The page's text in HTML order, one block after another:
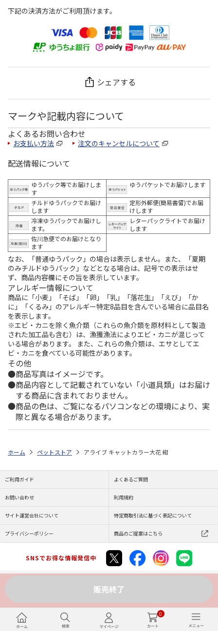
0
下記の決済方法がご利用頂けます。
シェアする
マークや記載内容について
よくあるお問い合わせ
お支払い方法 注文のキャンセルについて
配送情報について
ゆうパック等でお届けしま
す
ゆうパケットでお届けします
チルドゆうパックでお届け
します
定形外郵便(簡易書留)でお届
けします
冷凍ゆうパックでお届けし
ます。
レターパックライトでお届け
します
佐川急便でのお届けとなり
ます
なお、「普通ゆうパック」の場合は表示しません。また、「夏期
のみチルドゆうパック」などとなる場合は、記号での表示はせ
ず、商品内容欄にその旨を表示しています。
アレルギー情報について
商品に「小麦」「そば」「卵」「乳」「落花生」「えび」「か
に」「くるみ」のアレルギー特定8品目を含んでいる場合に品目名
を表示します。
※エビ・カニを除く魚介類（これらの魚介類を原材料として製造
された加工品も含む）は、漁獲漁法によりエビ・カニが混じって
いる場合があります。 また、これらの魚介類は、エサとしてエ
ビ・カニを食べている可能性があります。
その他
商品写真はイメージです。
商品内容として記載されていない「小道具類」はお届け
する商品に含まれておりません。
商品の色は、ご覧になるパソコンなどの環境により、実
際と異なる場合があります。
販売終了
ホーム ペットストア アライブ キャットカラー大花 紺
ご利用ガイド よくあるご質問
お問い合わせ 利用規約
サイト運営会社について 特定商取引法に基づく表記について
プライバシーポリシー 商品のご提案はこちら
SNSでお得な情報発信中